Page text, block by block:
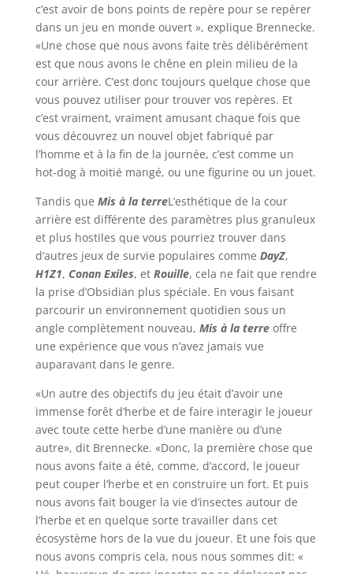
c’est avoir de bons points de repère pour se repérer
dans un jeu en monde ouvert », explique Brennecke.
«Une chose que nous avons faite très délibérément
est que nous avons le chêne en plein milieu de la
cour arrière. C’est donc toujours quelque chose que
vous pouvez utiliser pour trouver vos repères. Et
c’est vraiment, vraiment amusant chaque fois que
vous découvrez un nouvel objet fabriqué par
l’homme et à la fin de la journée, c’est comme un
hot-dog à moitié mangé, ou une figurine ou un jouet.
Tandis que Mis à la terreL’esthétique de la cour
arrière est différente des paramètres plus granuleux
et plus hostiles que vous pourriez trouver dans
d’autres jeux de survie populaires comme DayZ,
H1Z1, Conan Exiles, et Rouille, cela ne fait que rendre
la prise d’Obsidian plus spéciale. En vous faisant
parcourir un environnement quotidien sous un
angle complètement nouveau, Mis à la terreoffre
une expérience que vous n’avez jamais vue
auparavant dans le genre.
«Un autre des objectifs du jeu était d’avoir une
immense forêt d’herbe et de faire interagir le joueur
avec toute cette herbe d’une manière ou d’une
autre», dit Brennecke. «Donc, la première chose que
nous avons faite a été, comme, d’accord, le joueur
peut couper l’herbe et en construire un fort. Et puis
nous avons fait bouger la vie d’insectes autour de
l’herbe et en quelque sorte travailler dans cet
écosystème hors de la vue du joueur. Et une fois que
nous avons compris cela, nous nous sommes dit: «